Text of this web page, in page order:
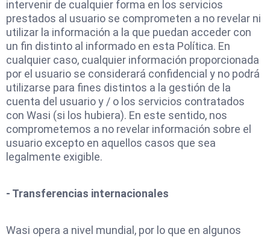
intervenir de cualquier forma en los servicios
prestados al usuario se comprometen a no revelar ni
utilizar la información a la que puedan acceder con
un fin distinto al informado en esta Política. En
cualquier caso, cualquier información proporcionada
por el usuario se considerará confidencial y no podrá
utilizarse para fines distintos a la gestión de la
cuenta del usuario y / o los servicios contratados
con Wasi (si los hubiera). En este sentido, nos
comprometemos a no revelar información sobre el
usuario excepto en aquellos casos que sea
legalmente exigible.
- Transferencias internacionales
Wasi opera a nivel mundial, por lo que en algunos